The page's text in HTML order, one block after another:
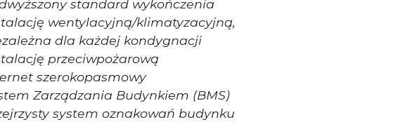
standard wykończenia
wentylacyjną/klimatyzacyjną,
dla każdej kondygnacji
przeciwpożarową
szerokopasmowy
Zarządzania Budynkiem (BMS)
system oznakowań budynku